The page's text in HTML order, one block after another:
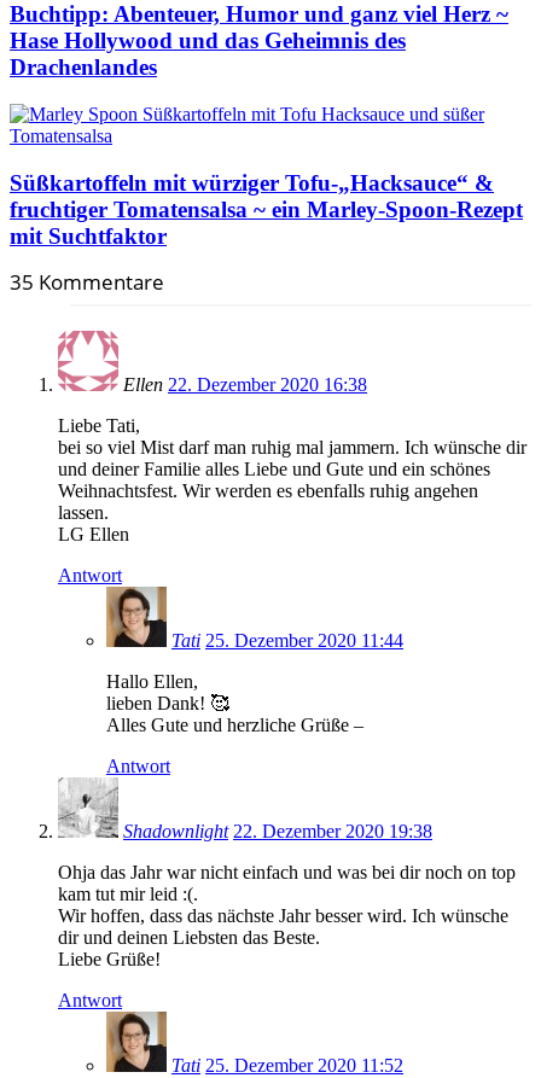
Buchtipp: Abenteuer, Humor und ganz viel Herz ~
Hase Hollywood und das Geheimnis des
Drachenlandes
Süßkartoffeln mit würziger Tofu-„Hacksauce“ &
fruchtiger Tomatensalsa ~ ein Marley-Spoon-Rezept
mit Suchtfaktor
35 Kommentare
Ellen 22. Dezember 2020 16:38
Liebe Tati,
bei so viel Mist darf man ruhig mal jammern. Ich wünsche dir
und deiner Familie alles Liebe und Gute und ein schönes
Weihnachtsfest. Wir werden es ebenfalls ruhig angehen
lassen.
LG Ellen
Antwort
Tati 25. Dezember 2020 11:44
Hallo Ellen,
lieben Dank! 🥰
Alles Gute und herzliche Grüße –
Antwort
Shadownlight 22. Dezember 2020 19:38
Ohja das Jahr war nicht einfach und was bei dir noch on top
kam tut mir leid :(.
Wir hoffen, dass das nächste Jahr besser wird. Ich wünsche
dir und deinen Liebsten das Beste.
Liebe Grüße!
Antwort
Tati 25. Dezember 2020 11:52